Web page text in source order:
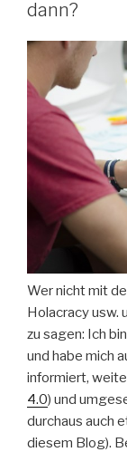
dann?
Wer nicht mit
Holacracy usw.
zu sagen: Ich
und habe mich
informiert,
4.0) und
durchaus auch
diesem Blog).